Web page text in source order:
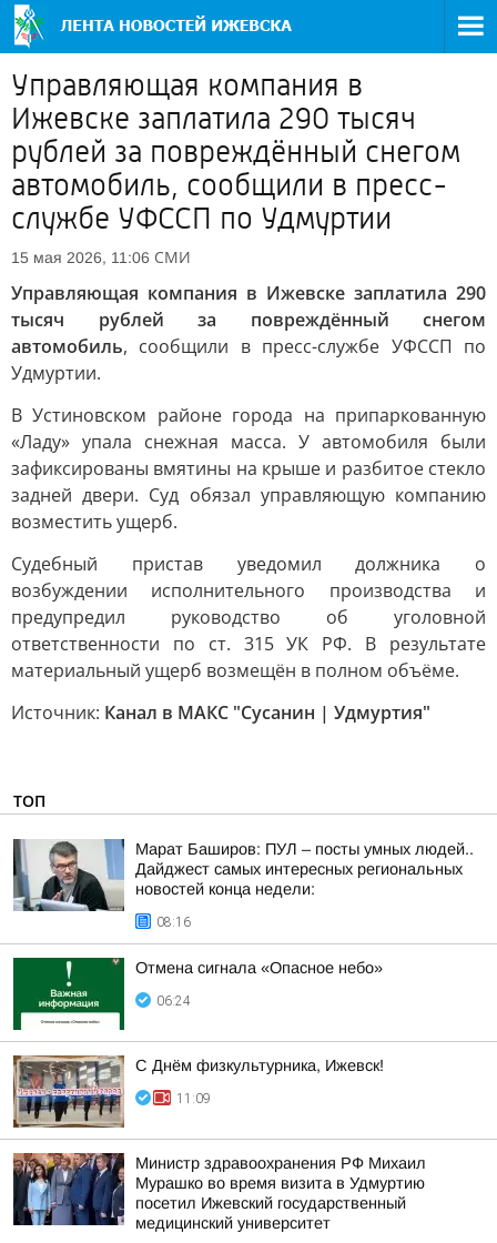
Управляющая компания в
Ижевске заплатила 290 тысяч
рублей за повреждённый снегом
автомобиль, сообщили в пресс-
службе УФССП по Удмуртии
15 мая 2026, 11:06 СМИ
Управляющая компания в Ижевске заплатила 290
тысяч рублей за повреждённый снегом
автомобиль, сообщили в пресс-службе УФССП по
Удмуртии.
В Устиновском районе города на припаркованную
«Ладу» упала снежная масса. У автомобиля были
зафиксированы вмятины на крыше и разбитое стекло
задней двери. Суд обязал управляющую компанию
возместить ущерб.
Судебный пристав уведомил должника о
возбуждении исполнительного производства и
предупредил руководство об уголовной
ответственности по ст. 315 УК РФ. В результате
материальный ущерб возмещён в полном объёме.
Источник: Канал в МАКС "Сусанин | Удмуртия"
ТОП
Марат Баширов: ПУЛ – посты умных людей..
Дайджест самых интересных региональных
новостей конца недели:
08:16
Отмена сигнала «Опасное небо»
06:24
С Днём физкультурника, Ижевск!
11:09
Министр здравоохранения РФ Михаил
Мурашко во время визита в Удмуртию
посетил Ижевский государственный
медицинский университет